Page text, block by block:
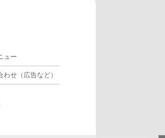
ュー
せ（広告など）